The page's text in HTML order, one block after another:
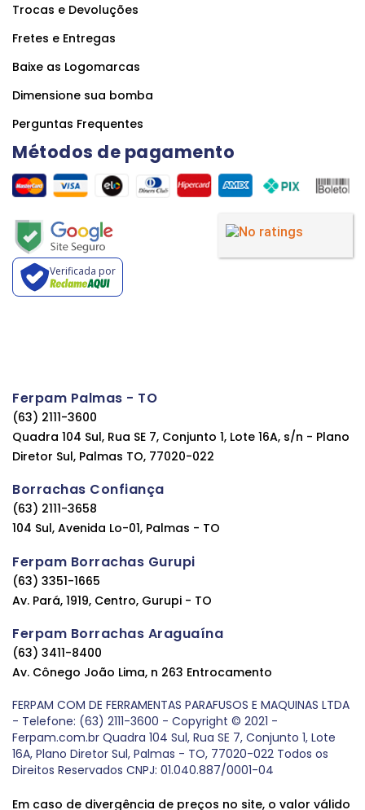
Trocas e Devoluções
Fretes e Entregas
Baixe as Logomarcas
Dimensione sua bomba
Perguntas Frequentes
Métodos de pagamento
Verificada por
Ferpam Palmas - TO
(63) 2111-3600
Quadra 104 Sul, Rua SE 7, Conjunto 1, Lote 16A, s/n - Plano
Diretor Sul, Palmas TO, 77020-022
Borrachas Confiança
(63) 2111-3658
104 Sul, Avenida Lo-01, Palmas - TO
Ferpam Borrachas Gurupi
(63) 3351-1665
Av. Pará, 1919, Centro, Gurupi - TO
Ferpam Borrachas Araguaína
(63) 3411-8400
Av. Cônego João Lima, n 263 Entrocamento
FERPAM COM DE FERRAMENTAS PARAFUSOS E MAQUINAS LTDA
- Telefone: (63) 2111-3600 - Copyright © 2021 -
Ferpam.com.br Quadra 104 Sul, Rua SE 7, Conjunto 1, Lote
16A, Plano Diretor Sul, Palmas - TO, 77020-022 Todos os
Direitos Reservados CNPJ: 01.040.887/0001-04
Em caso de divergência de preços no site, o valor válido